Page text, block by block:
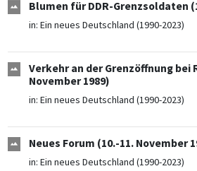
Blumen für DDR-Grenzsoldaten
in: Ein neues Deutschland (1990-2023)
Verkehr an der Grenzöffnung bei
November 1989)
in: Ein neues Deutschland (1990-2023)
Neues Forum (10.-11. November
in: Ein neues Deutschland (1990-2023)